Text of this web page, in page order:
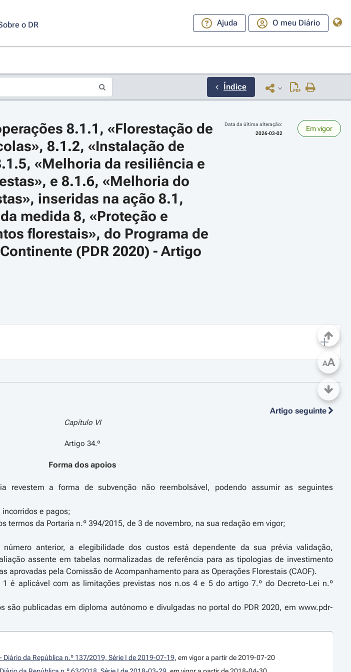
o DR Ajuda O meu Diário
Índice
calendário; Use cmd ou ctrl + seta para a direita ou esquerda para navegar pelos meses; Use cmd ou ctrl +
8.1.1, «Florestação de
8.1.2, «Instalação de
«Melhoria da resiliência e
e 8.1.6, «Melhoria do
inseridas na ação 8.1,
medida 8, «Proteção e
florestais», do Programa de
(PDR 2020) - Artigo
Data da última alteração:
2026-03-02
Em vigor
Artigo seguinte
Capítulo VI
Artigo 34.º
Forma dos apoios
revestem a forma de subvenção não reembolsável, podendo assumir as seguintes
e pagos;
termos da Portaria n.º 394/2015, de 3 de novembro, na sua redação em vigor;
anterior, a elegibilidade dos custos está dependente da sua prévia validação,
assente em tabelas normalizadas de referência para as tipologias de investimento
aprovadas pela Comissão de Acompanhamento para as Operações Florestais (CAOF).
é aplicável com as limitações previstas nos n.os 4 e 5 do artigo 7.º do Decreto-Lei n.º
são publicadas em diploma autónomo e divulgadas no portal do PDR 2020, em www.pdr-
Diário da República n.º 137/2019, Série I de 2019-07-19, em vigor a partir de 2019-07-20
AA